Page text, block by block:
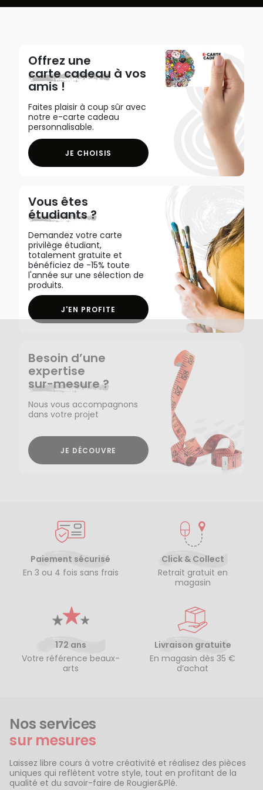
Offrez une
carte cadeau à vos
amis !
Faites plaisir à coup sûr avec
notre e-carte cadeau
personnalisable.
JE CHOISIS
Vous êtes
étudiants ?
Demandez votre carte
privilège étudiant,
totalement gratuite et
bénéficiez de -15% toute
l'année sur une sélection de
produits.
J'EN PROFITE
Besoin d’une
expertise
sur-mesure ?
Nous vous accompagnons
dans votre projet
JE DÉCOUVRE
Paiement sécurisé
En 3 ou 4 fois sans frais
Click & Collect
Retrait gratuit en
magasin
172 ans
Votre référence beaux-
arts
Livraison gratuite
En magasin dès 35 €
d’achat
Nos services
sur mesures
Laissez libre cours à votre créativité et réalisez des pièces
uniques qui reflètent votre style, tout en profitant de la
qualité et du savoir-faire de Rougier&Plé.